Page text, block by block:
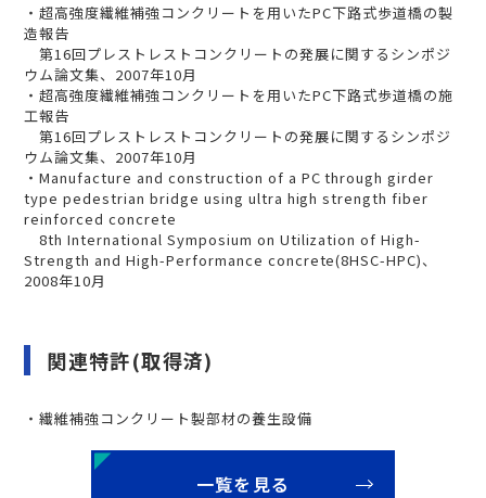
・超高強度繊維補強コンクリートを用いたPC下路式歩道橋の製
造報告
第16回プレストレストコンクリートの発展に関するシンポジ
ウム論文集、2007年10月
・超高強度繊維補強コンクリートを用いたPC下路式歩道橋の施
工報告
第16回プレストレストコンクリートの発展に関するシンポジ
ウム論文集、2007年10月
・Manufacture and construction of a PC through girder
type pedestrian bridge using ultra high strength fiber
reinforced concrete
8th International Symposium on Utilization of High-
Strength and High-Performance concrete(8HSC-HPC)、
2008年10月
関連特許(取得済)
・繊維補強コンクリート製部材の養生設備
一覧を見る